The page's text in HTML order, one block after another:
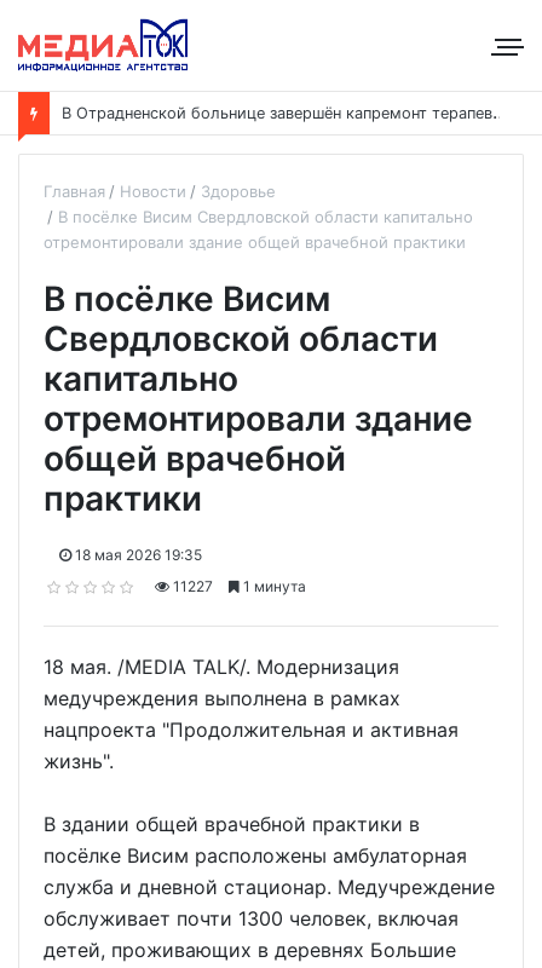
В
Отрадненской больнице завершён капремонт терапевтического корпуса
Главная Новости
Здоровье
В посёлке Висим Свердловской области капитально
отремонтировали здание общей врачебной практики
В посёлке Висим
Свердловской области
капитально
отремонтировали здание
общей врачебной
практики
18 мая 2026 19:35
11227
1 минута
18 мая. /MEDIA TALK/. Модернизация
медучреждения выполнена в рамках
нацпроекта "Продолжительная и активная
жизнь".
В здании общей врачебной практики в
посёлке Висим расположены амбулаторная
служба и дневной стационар. Медучреждение
обслуживает почти 1300 человек, включая
детей, проживающих в деревнях Большие